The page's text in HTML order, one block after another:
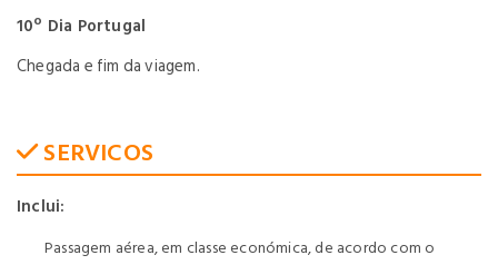
10º Dia Portugal
Chegada e fim da viagem.
SERVICOS
Inclui:
Passagem aérea, em classe económica, de acordo com o